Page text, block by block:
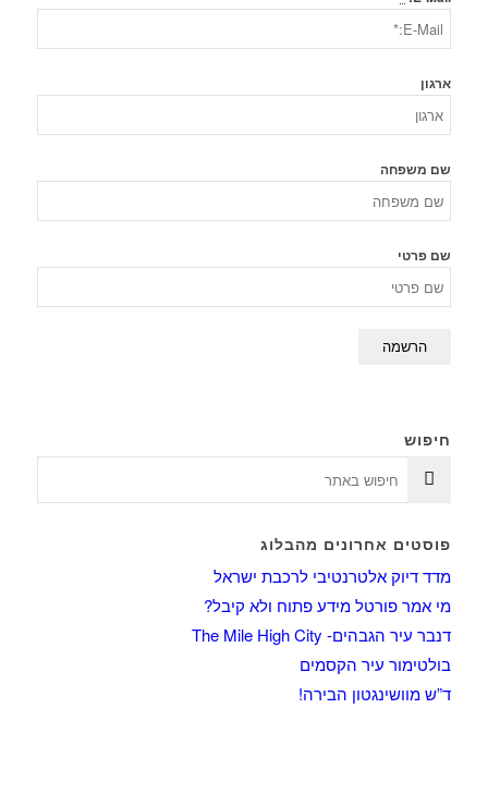
ארגון
שם משפחה
שם פרטי
חיפוש
פוסטים אחרונים מהבלוג
מדד דיוק אלטרנטיבי לרכבת ישראל
מי אמר פורטל מידע פתוח ולא קיבל?
דנבר עיר הגבהים- The Mile High City
בולטימור עיר הקסמים
ד”ש מוושינגטון הבירה!